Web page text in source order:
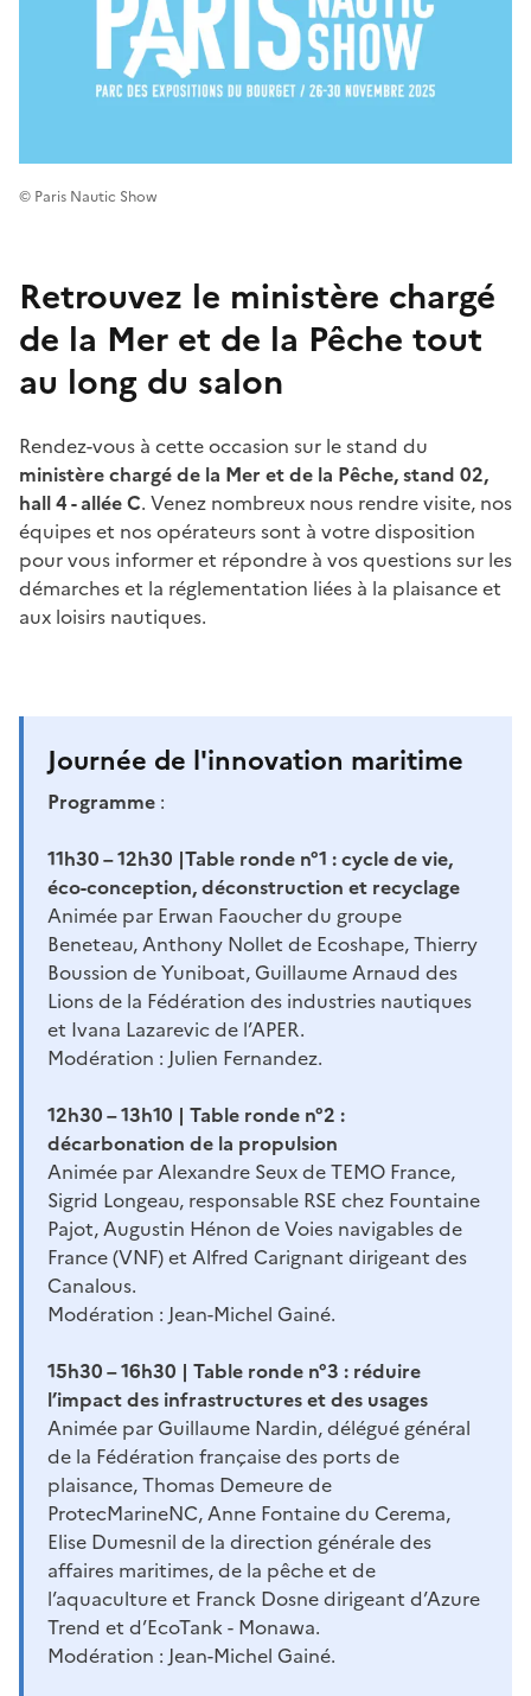
© Paris Nautic Show
Retrouvez le ministère chargé
de la Mer et de la Pêche tout
au long du salon
Rendez-vous à cette occasion sur le stand du
ministère chargé de la Mer et de la Pêche, stand 02,
hall 4 - allée C. Venez nombreux nous rendre visite, nos
équipes et nos opérateurs sont à votre disposition
pour vous informer et répondre à vos questions sur les
démarches et la réglementation liées à la plaisance et
aux loisirs nautiques.
Journée de l'innovation maritime
Programme :
11h30 – 12h30 |Table ronde n°1 : cycle de vie,
éco-conception, déconstruction et recyclage
Animée par Erwan Faoucher du groupe
Beneteau, Anthony Nollet de Ecoshape, Thierry
Boussion de Yuniboat, Guillaume Arnaud des
Lions de la Fédération des industries nautiques
et Ivana Lazarevic de l’APER.
Modération : Julien Fernandez.
12h30 – 13h10 | Table ronde n°2 :
décarbonation de la propulsion
Animée par Alexandre Seux de TEMO France,
Sigrid Longeau, responsable RSE chez Fountaine
Pajot, Augustin Hénon de Voies navigables de
France (VNF) et Alfred Carignant dirigeant des
Canalous.
Modération : Jean-Michel Gainé.
15h30 – 16h30 | Table ronde n°3 : réduire
l’impact des infrastructures et des usages
Animée par Guillaume Nardin, délégué général
de la Fédération française des ports de
plaisance, Thomas Demeure de
ProtecMarineNC, Anne Fontaine du Cerema,
Elise Dumesnil de la direction générale des
affaires maritimes, de la pêche et de
l’aquaculture et Franck Dosne dirigeant d’Azure
Trend et d’EcoTank - Monawa.
Modération : Jean-Michel Gainé.